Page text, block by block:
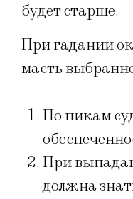
будет старше.
При гадании
масть
По пикам
При
должна